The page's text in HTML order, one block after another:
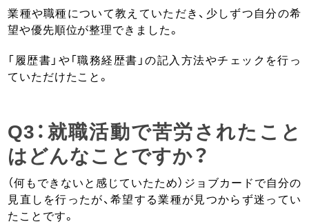
業種や職種について教えていただき、少しずつ自分の希
望や優先順位が整理できました。
「履歴書」や「職務経歴書」の記入方法やチェックを行っ
ていただけたこと。
Q3：就職活動で苦労されたこと
はどんなことですか？
（何もできないと感じていたため）ジョブカードで自分の
見直しを行ったが、希望する業種が見つからず迷ってい
たことです。